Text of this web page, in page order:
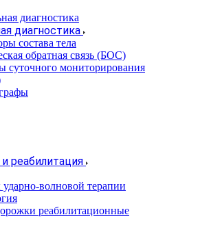
диагностика
состава тела
обратная связь (БОС)
суточного мониторирования
реабилитация
волновой терапии
реабилитационные